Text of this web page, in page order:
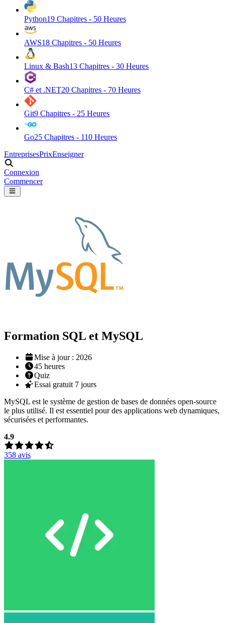
Python19 Chapitres - 50 Heures
AWS18 Chapitres - 50 Heures
Linux & Bash13 Chapitres - 30 Heures
C# et .NET20 Chapitres - 70 Heures
Git9 Chapitres - 25 Heures
Go25 Chapitres - 110 Heures
EntreprisesPrixEnseigner
Connexion
Commencer
Formation SQL et MySQL
Mise à jour : 2026
45 heures
Quiz
Essai gratuit 7 jours
MySQL est le système de gestion de bases de données open-source
le plus utilisé. Il est essentiel pour des applications web dynamiques,
sécurisées et performantes.
4.9
358 avis